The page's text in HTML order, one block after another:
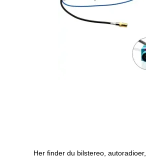
Her finder du bilstereo,